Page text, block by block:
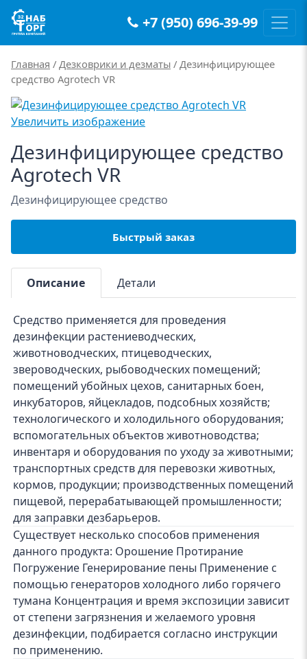
Main Navigation +7 (950) 696-39-99
Главная / Дезковрики и дезматы / Дезинфицирующее
средство Agrotech VR
Увеличить изображение
Дезинфицирующее средство
Agrotech VR
Дезинфицирующее средство
Быстрый заказ
Описание Детали
Средство применяется для проведения
дезинфекции растениеводческих,
животноводческих, птицеводческих,
звероводческих, рыбоводческих помещений;
помещений убойных цехов, санитарных боен,
инкубаторов, яйцекладов, подсобных хозяйств;
технологического и холодильного оборудования;
вспомогательных объектов животноводства;
инвентаря и оборудования по уходу за животными;
транспортных средств для перевозки животных,
кормов, продукции; производственных помещений
пищевой, перерабатывающей промышленности;
для заправки дезбарьеров.
Существует несколько способов применения
данного продукта: Орошение Протирание
Погружение Генерирование пены Применение с
помощью генераторов холодного либо горячего
тумана Концентрация и время экспозиции зависит
от степени загрязнения и желаемого уровня
дезинфекции, подбирается согласно инструкции
по применению.